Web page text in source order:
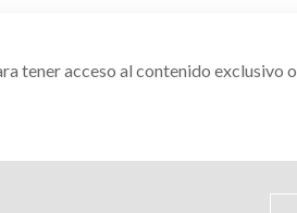
tener acceso al contenido exclusivo